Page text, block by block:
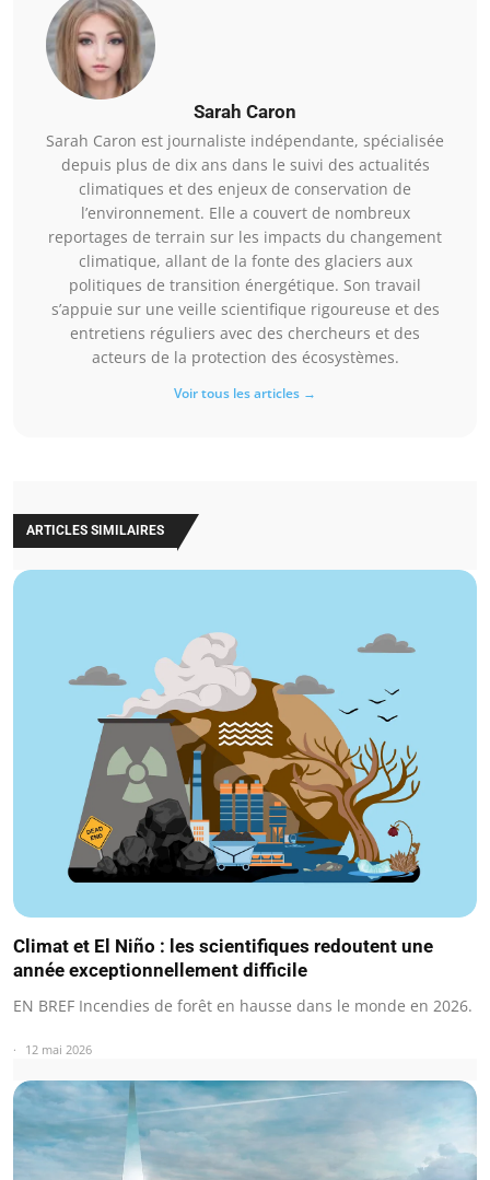
Sarah Caron
Sarah Caron est journaliste indépendante, spécialisée
depuis plus de dix ans dans le suivi des actualités
climatiques et des enjeux de conservation de
l’environnement. Elle a couvert de nombreux
reportages de terrain sur les impacts du changement
climatique, allant de la fonte des glaciers aux
politiques de transition énergétique. Son travail
s’appuie sur une veille scientifique rigoureuse et des
entretiens réguliers avec des chercheurs et des
acteurs de la protection des écosystèmes.
Voir tous les articles →
ARTICLES SIMILAIRES
Climat et El Niño : les scientifiques redoutent une
année exceptionnellement difficile
EN BREF Incendies de forêt en hausse dans le monde en 2026.
12 mai 2026